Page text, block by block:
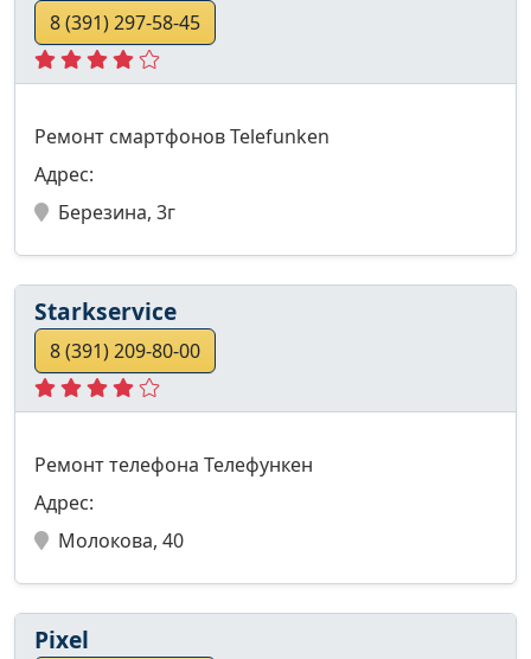
8 (391) 297-58-45
Ремонт смартфонов Telefunken
Адрес:
Березина, 3г
Starkservice
8 (391) 209-80-00
Ремонт телефона Телефункен
Адрес:
Молокова, 40
Pixel